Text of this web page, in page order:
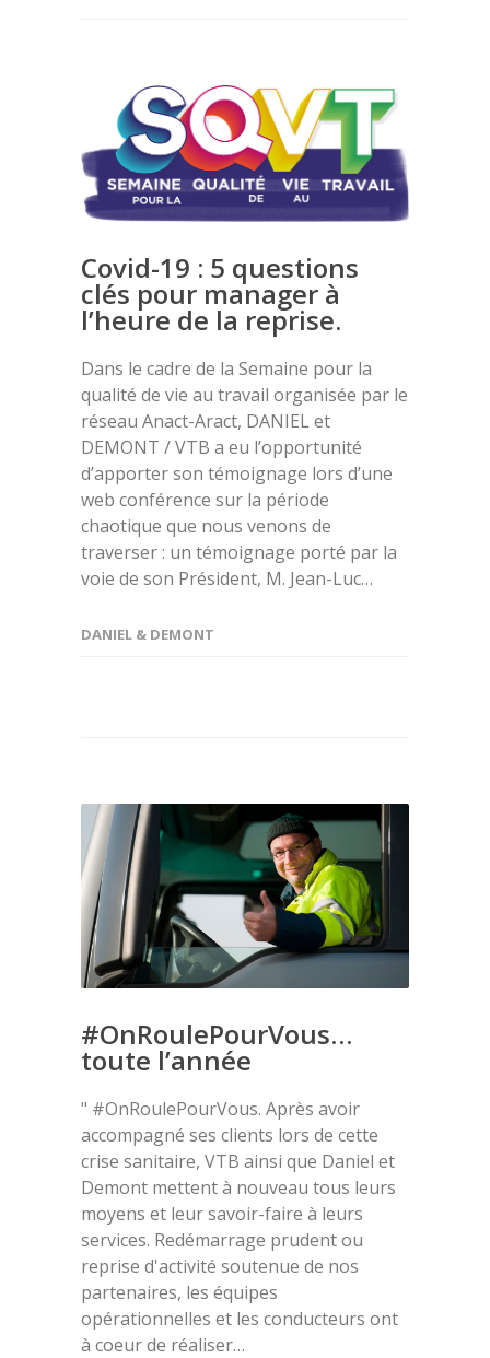
Covid-19 : 5 questions
clés pour manager à
l’heure de la reprise.
Dans le cadre de la Semaine pour la
qualité de vie au travail organisée par le
réseau Anact-Aract, DANIEL et
DEMONT / VTB a eu l’opportunité
d’apporter son témoignage lors d’une
web conférence sur la période
chaotique que nous venons de
traverser : un témoignage porté par la
voie de son Président, M. Jean-Luc…
DANIEL & DEMONT
#OnRoulePourVous…
toute l’année
" #OnRoulePourVous. Après avoir
accompagné ses clients lors de cette
crise sanitaire, VTB ainsi que Daniel et
Demont mettent à nouveau tous leurs
moyens et leur savoir-faire à leurs
services. Redémarrage prudent ou
reprise d'activité soutenue de nos
partenaires, les équipes
opérationnelles et les conducteurs ont
à coeur de réaliser…